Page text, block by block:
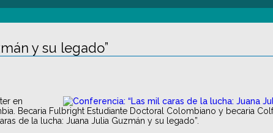
y su legado”
en
Becaria Fulbright Estudiante Doctoral Colombiano y becaria
de la lucha: Juana Julia Guzmán y su legado”.